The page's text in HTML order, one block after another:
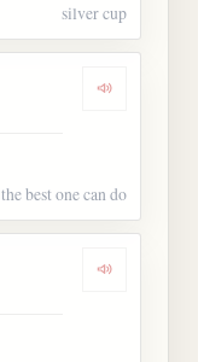
silver cup
Dengarkan
the best one can do
Dengarkan